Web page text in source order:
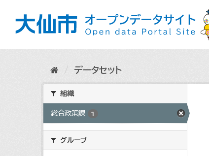
データセット
組織
総合政策課 1
グループ